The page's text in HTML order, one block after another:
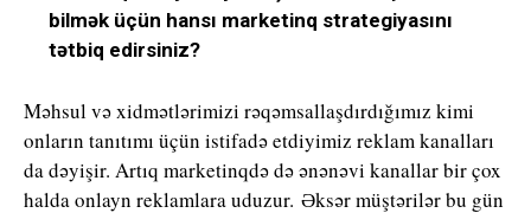
bilmək üçün hansı marketinq strategiyasını
tətbiq edirsiniz?
Məhsul və xidmətlərimizi rəqəmsallaşdırdığımız kimi
onların tanıtımı üçün istifadə etdiyimiz reklam kanalları
da dəyişir. Artıq marketinqdə də ənənəvi kanallar bir çox
halda onlayn reklamlara uduzur. Əksər müştərilər bu gün